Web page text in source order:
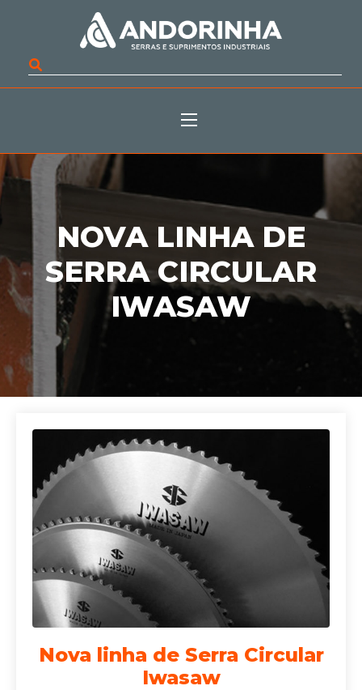
NOVA LINHA DE
SERRA CIRCULAR
IWASAW
Nova linha de Serra Circular
Iwasaw